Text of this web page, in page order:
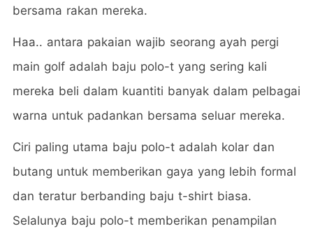
bersama rakan mereka.
Haa.. antara pakaian wajib seorang ayah pergi
main golf adalah baju polo-t yang sering kali
mereka beli dalam kuantiti banyak dalam pelbagai
warna untuk padankan bersama seluar mereka.
Ciri paling utama baju polo-t adalah kolar dan
butang untuk memberikan gaya yang lebih formal
dan teratur berbanding baju t-shirt biasa.
Selalunya baju polo-t memberikan penampilan